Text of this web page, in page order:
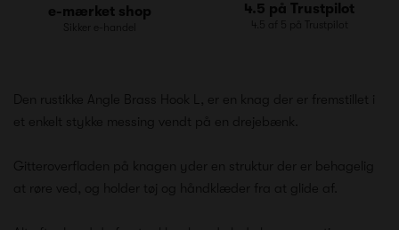
e-mærket shop
Sikker e-handel
4.5 på Trustpilot
4.5 af 5 på Trustpilot
Den rustikke Angle Brass Hook L, er en knag der er fremstillet i
et enkelt stykke messing vendt på en drejebænk.
Gitteroverfladen på knagen yder en struktur der er behagelig
at røre ved, og holder tøj og håndklæder fra at glide af.